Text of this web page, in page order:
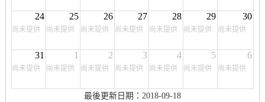
24
尚未提供
25
尚未提供
26
尚未提供
27
尚未提供
28
尚未提供
29
尚未提供
30
尚未提供
31
尚未提供
1
尚未提供
2
尚未提供
3
尚未提供
4
尚未提供
5
尚未提供
6
尚未提供
最後更新日期：2018-09-18